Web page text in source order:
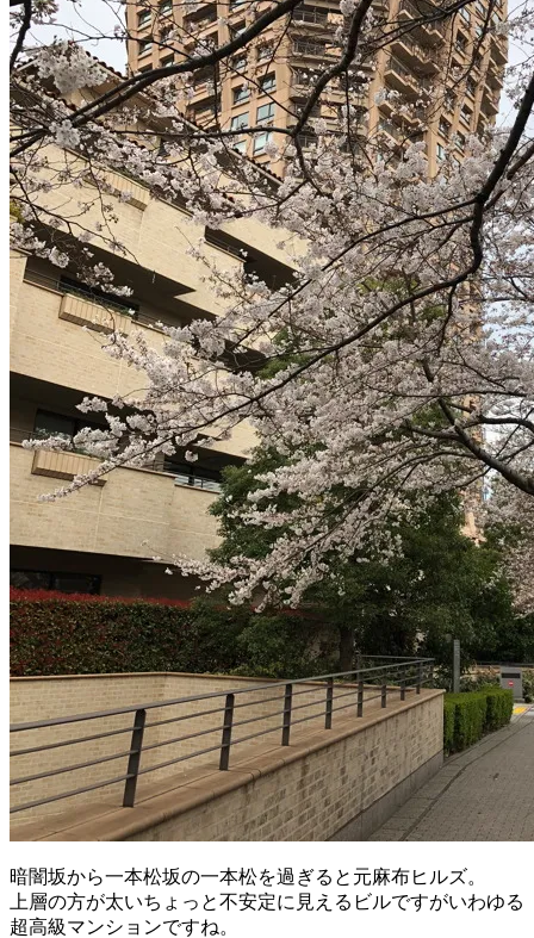
暗闇坂から一本松坂の一本松を過ぎると元麻布ヒルズ。
上層の方が太いちょっと不安定に見えるビルですがいわゆる
超高級マンションですね。